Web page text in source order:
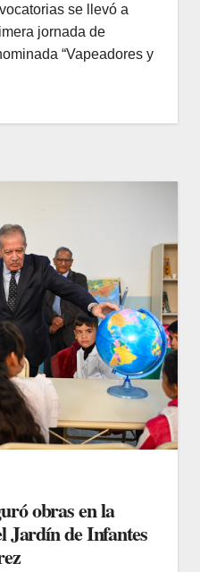
se llevó a
jornada de
“Vapeadores y
obras en la
Jardín de Infantes